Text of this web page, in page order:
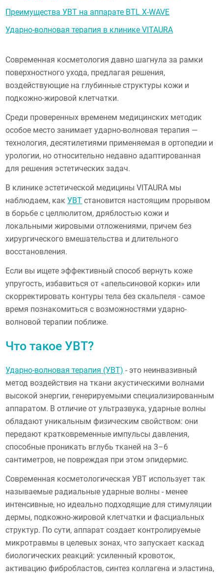
Преимущества УВТ на аппарате BTL X-WAVE
Ударно-волновая терапия в клинике VITAURA
Современная косметология давно шагнула за рамки
поверхностного ухода, предлагая решения,
воздействующие на глубинные структуры кожи и
подкожно-жировой клетчатки.
Среди проверенных временем медицинских методик
особое место занимает ударно-волновая терапия —
технология, десятилетиями применяемая в ортопедии и
урологии, но относительно недавно адаптированная
для решения эстетических задач.
В клинике эстетической медицины VITAURA мы
наблюдаем, какУВТ становится настоящим прорывом
в борьбе с целлюлитом, дряблостью кожи и
локальными жировыми отложениями, причем без
хирургического вмешательства и длительного
восстановления.
Если вы ищете эффективный способ вернуть коже
упругость, избавиться от «апельсиновой корки» или
скорректировать контуры тела без скальпеля - самое
время познакомиться с возможностями ударно-
волновой терапии поближе.
Что такое УВТ?
Ударно-волновая терапия (УВТ) - это неинвазивный
метод воздействия на ткани акустическими волнами
высокой энергии, генерируемыми специализированным
аппаратом. В отличие от ультразвука, ударные волны
обладают уникальным физическим свойством: они
передают кратковременные импульсы давления,
способные проникать вглубь тканей на 3–6
сантиметров, не повреждая при этом эпидермис.
Современная косметологическая УВТ использует так
называемые радиальные ударные волны - менее
интенсивные, но идеально подходящие для стимуляции
дермы, подкожно-жировой клетчатки и фасциальных
структур. По сути, аппарат создает контролируемые
микротравмы в целевых зонах, что запускает каскад
биологических реакций: усиленный кровоток,
активацию фибробластов, синтез коллагена и эластина,